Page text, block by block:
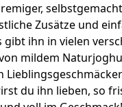
Zusätze und
gibt ihn in vielen
mildem
du ihn lieben, so